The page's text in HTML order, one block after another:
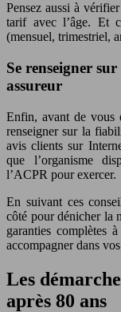
Pensez aussi à
tarif avec l’âge. Et
(mensuel, trimestriel,
Se renseigner
assureur
Enfin, avant de vous
renseigner sur la
avis clients sur
que l’organisme
l’ACPR pour exercer.
En suivant ces
côté pour dénicher la
garanties complètes
accompagner dans
Les
après 80 ans